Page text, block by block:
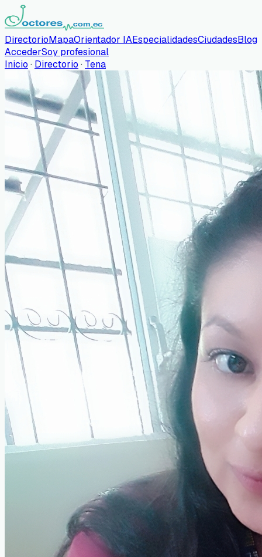
DirectorioMapaOrientador IAEspecialidadesCiudadesBlog
AccederSoy profesional
Inicio · Directorio · Tena